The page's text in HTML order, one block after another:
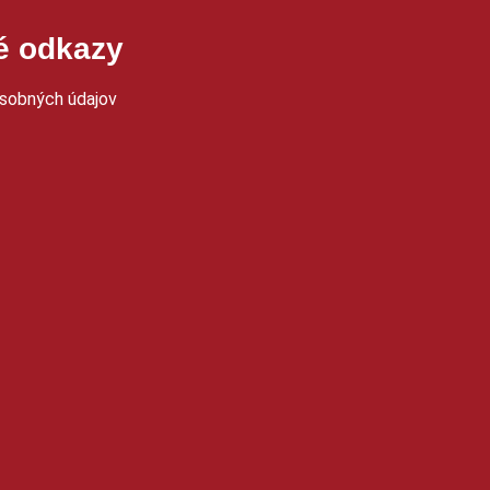
odkazy
údajov